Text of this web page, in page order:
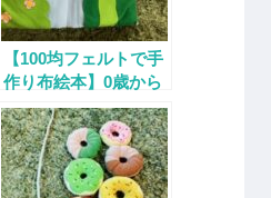
【100均フェルトで手
作り布絵本】0歳から
楽しめる仕掛けのアイ
ディアと作り方★